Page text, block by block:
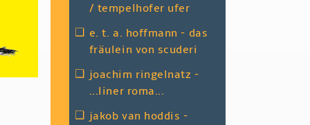
/ tempelhofer ufer
❑ e. t. a. hoffmann - das
fräulein von scuderi
❑ joachim ringelnatz -
...liner roma...
❑ jakob van hoddis -